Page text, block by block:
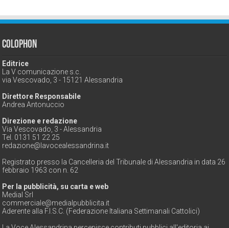
Colophon
Editrice
La V comunicazione s.c.
via Vescovado, 3 - 15121 Alessandria
Direttore Responsabile
Andrea Antonuccio
Direzione e redazione
Via Vescovado, 3 - Alessandria
Tel. 0131 51 22 25
redazione@lavocealessandrina.it
Registrato presso la Cancelleria del Tribunale di Alessandria in data 26
febbraio 1963 con n. 62
Per la pubblicità, su carta e web
Medial Srl
commerciale@medialpubblicita.it
Aderente alla F.I.S.C. (Federazione Italiana Settimanali Cattolici)